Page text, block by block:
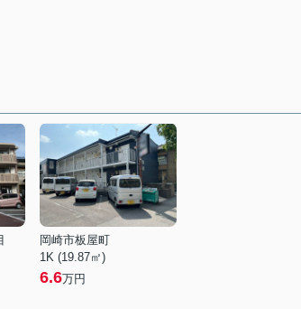
岡崎市板屋町
1K (19.87㎡)
6.6万円